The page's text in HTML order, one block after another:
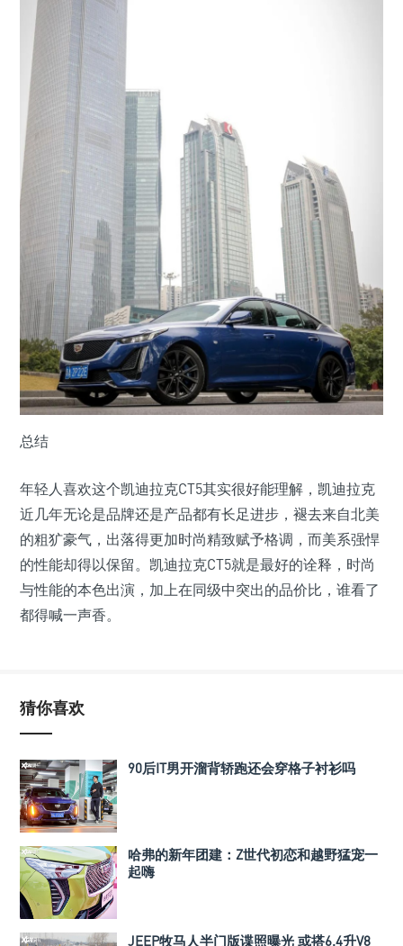
总结
年轻人喜欢这个凯迪拉克CT5其实很好能理解，凯迪拉克
近几年无论是品牌还是产品都有长足进步，褪去来自北美
的粗犷豪气，出落得更加时尚精致赋予格调，而美系强悍
的性能却得以保留。凯迪拉克CT5就是最好的诠释，时尚
与性能的本色出演，加上在同级中突出的品价比，谁看了
都得喊一声香。
猜你喜欢
90后IT男开溜背轿跑还会穿格子衬衫吗
哈弗的新年团建：Z世代初恋和越野猛宠一
起嗨
JEEP牧马人半门版谍照曝光 或搭6.4升V8